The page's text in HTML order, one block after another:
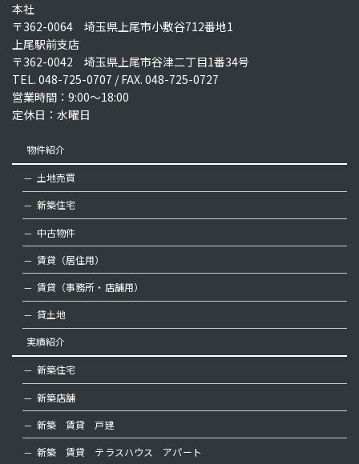
本社
〒362-0064 埼玉県上尾市小敷谷712番地1
上尾駅前支店
〒362-0042 埼玉県上尾市谷津二丁目1番34号
TEL. 048-725-0707 / FAX. 048-725-0727
営業時間：9:00～18:00
定休日：水曜日
物件紹介
土地売買
新築住宅
中古物件
賃貸（居住用）
賃貸（事務所・店舗用）
貸土地
実績紹介
新築住宅
新築店舗
新築 賃貸 戸建
新築 賃貸 テラスハウス アパート